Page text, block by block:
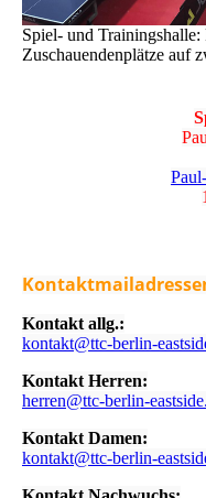
Spiel- und
Zuschauendenplätze auf
Kontakt allg.:
kontakt@ttc-berlin-
Kontakt Herren:
herren@ttc-berlin-
Kontakt Damen:
kontakt@ttc-berlin-